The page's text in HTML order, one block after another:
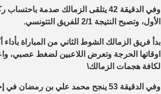
وفي الدقيقة 42 يتلقى الزمالك
الأول، وتصبح النتيجة 2/1 للفريق التتونسي
.
بدأ فريق الزمالك الشوط الثاني من المباراة
اوقاتها الحرجة وتعرض اللاعبين لضغط عصبي،
لكافة هجمات الزمالك\
وفي الدقيقة 53 ينجح محمد علي بن